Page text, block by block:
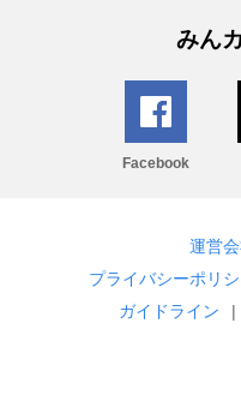
みん
Facebook
運営
プライバシーポリ
ガイドライン
|